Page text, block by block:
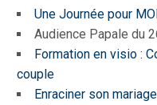
Une Journée pour
Audience Papale du
Formation en visio :
couple
Enraciner son